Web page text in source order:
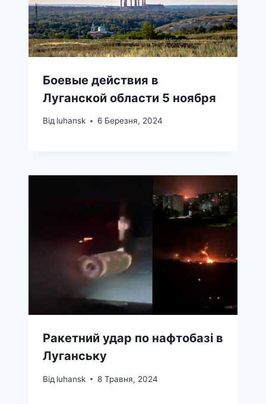
Боевые действия в
Луганской области 5 ноября
Від luhansk 6 Березня, 2024
Ракетний удар по нафтобазі в
Луганську
Від luhansk 8 Травня, 2024